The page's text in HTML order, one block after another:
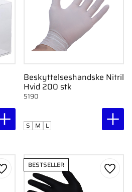
Beskyttelseshandske Nitril
Hvid 200 stk
5190
S M L
Gem som favorit
BESTSELLER
Gem